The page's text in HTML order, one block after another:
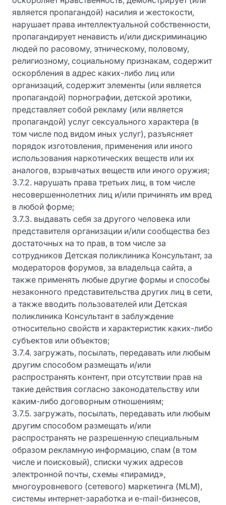
является пропагандой) насилия и жестокости,
нарушает права интеллектуальной собственности,
пропагандирует ненависть и/или дискриминацию
людей по расовому, этническому, половому,
религиозному, социальному признакам, содержит
оскорбления в адрес каких-либо лиц или
организаций, содержит элементы (или является
пропагандой) порнографии, детской эротики,
представляет собой рекламу (или является
пропагандой) услуг сексуального характера (в
том числе под видом иных услуг), разъясняет
порядок изготовления, применения или иного
использования наркотических веществ или их
аналогов, взрывчатых веществ или иного оружия;
3.7.2. нарушать права третьих лиц, в том числе
несовершеннолетних лиц и/или причинять им вред
в любой форме;
3.7.3. выдавать себя за другого человека или
представителя организации и/или сообщества без
достаточных на то прав, в том числе за
сотрудников Детская поликлиника Консультант, за
модераторов форумов, за владельца сайта, а
также применять любые другие формы и способы
незаконного представительства других лиц в сети,
а также вводить пользователей или Детская
поликлиника Консультант в заблуждение
относительно свойств и характеристик каких-либо
субъектов или объектов;
3.7.4. загружать, посылать, передавать или любым
другим способом размещать и/или
распространять контент, при отсутствии прав на
такие действия согласно законодательству или
каким-либо договорным отношениям;
3.7.5. загружать, посылать, передавать или любым
другим способом размещать и/или
распространять не разрешенную специальным
образом рекламную информацию, спам (в том
числе и поисковый), списки чужих адресов
электронной почты, схемы «пирамид»,
многоуровневого (сетевого) маркетинга (MLM),
системы интернет-заработка и e-mail-бизнесов,